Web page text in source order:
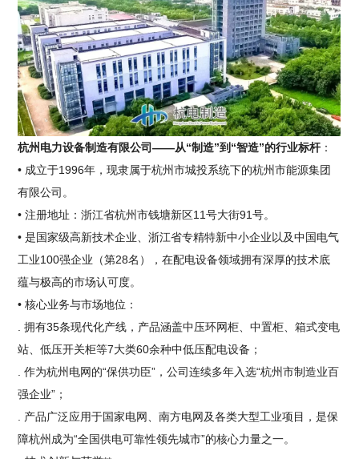
杭州电力设备制造有限公司——从“制造”到“智造”的行业标杆：
• 成立于1996年，现隶属于杭州市城投系统下的杭州市能源集团
有限公司。
• 注册地址：浙江省杭州市钱塘新区11号大街91号。
• 是国家级高新技术企业、浙江省专精特新中小企业以及中国电气
工业100强企业（第28名），在配电设备领域拥有深厚的技术底
蕴与极高的市场认可度。
• 核心业务与市场地位：
. 拥有35条现代化产线，产品涵盖中压环网柜、中置柜、箱式变电
站、低压开关柜等7大类60余种中低压配电设备；
. 作为杭州电网的“保供功臣”，公司连续多年入选“杭州市制造业百
强企业”；
. 产品广泛应用于国家电网、南方电网及各类大型工业项目，是保
障杭州成为“全国供电可靠性领先城市”的核心力量之一。